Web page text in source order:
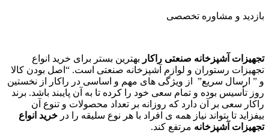
بازدید و مشاوره تخصصی
تجهیزات آشپزخانه صنعتی راکار بهترین بستر برای خرید انواع
تجهیزات رستوران و لوازم آشپزخانه صنعتی است. “اصل بودن کالا
و ” ارسال سریع” از ویژگی های مهم و اساسی در راکار از نخستین
روز تأسیس بوده و تمام سعی خود را کرده تا به آن پایبند باشد. برند
راکار سعی بر آن دارد که روزانه بر تعداد محصولات و تنوع آن
بیفزاید تا بتواند نیاز همه ی افراد با هر نوع سلیقه را در خرید انواع
تجهیزات آشپزخانه مرتفع کند.